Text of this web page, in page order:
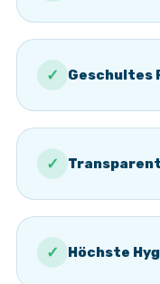
✓ Geschultes
✓
✓ Höchste